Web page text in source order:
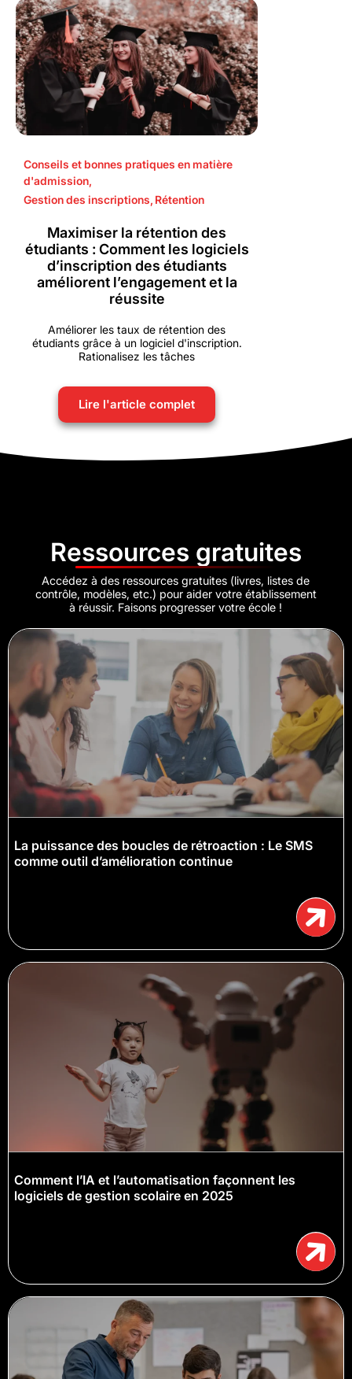
Conseils et bonnes pratiques en matière
d'admission,
Gestion des inscriptions, Rétention
Maximiser la rétention des
étudiants : Comment les logiciels
d’inscription des étudiants
améliorent l’engagement et la
réussite
Améliorer les taux de rétention des
étudiants grâce à un logiciel d'inscription.
Rationalisez les tâches
Lire l'article complet
Ressources gratuites
Accédez à des ressources gratuites (livres, listes de
contrôle, modèles, etc.) pour aider votre établissement
à réussir. Faisons progresser votre école !
La puissance des boucles de rétroaction : Le SMS
comme outil d’amélioration continue
Comment l’IA et l’automatisation façonnent les
logiciels de gestion scolaire en 2025